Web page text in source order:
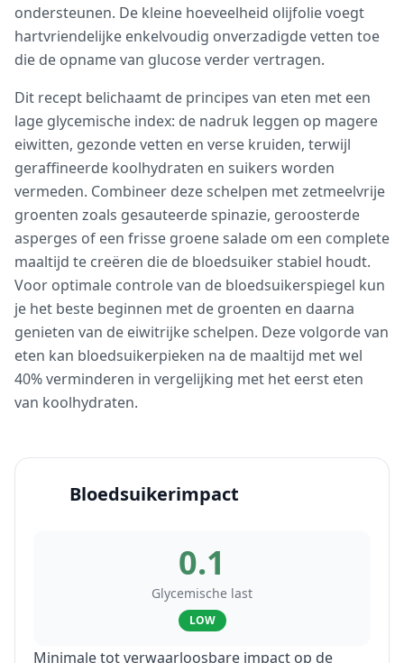
ondersteunen. De kleine hoeveelheid olijfolie voegt
hartvriendelijke enkelvoudig onverzadigde vetten toe
die de opname van glucose verder vertragen.
Dit recept belichaamt de principes van eten met een
lage glycemische index: de nadruk leggen op magere
eiwitten, gezonde vetten en verse kruiden, terwijl
geraffineerde koolhydraten en suikers worden
vermeden. Combineer deze schelpen met zetmeelvrije
groenten zoals gesauteerde spinazie, geroosterde
asperges of een frisse groene salade om een complete
maaltijd te creëren die de bloedsuiker stabiel houdt.
Voor optimale controle van de bloedsuikerspiegel kun
je het beste beginnen met de groenten en daarna
genieten van de eiwitrijke schelpen. Deze volgorde van
eten kan bloedsuikerpieken na de maaltijd met wel
40% verminderen in vergelijking met het eerst eten
van koolhydraten.
Bloedsuikerimpact
0.1
Glycemische last
LOW
Minimale tot verwaarloosbare impact op de